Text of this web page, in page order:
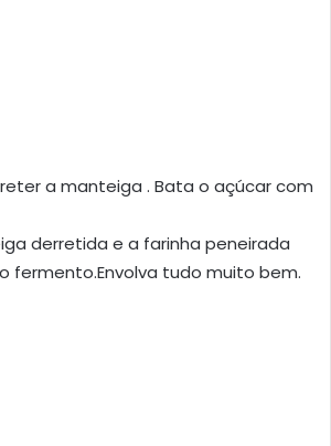
a manteiga . Bata o açúcar com
derretida e a farinha peneirada
fermento.Envolva tudo muito bem.